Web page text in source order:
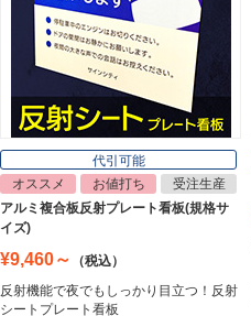
代引可能
オススメ
お値打ち
受注生産
アルミ複合板反射プレート看板(規格サ
イズ)
¥9,460～
（税込）
反射機能で夜でもしっかり目立つ！反射
シートプレート看板